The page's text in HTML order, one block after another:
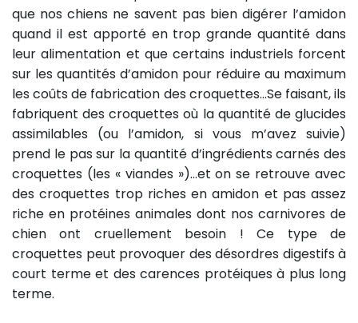
que nos chiens ne savent pas bien digérer l’amidon
quand il est apporté en trop grande quantité dans
leur alimentation et que certains industriels forcent
sur les quantités d’amidon pour réduire au maximum
les coûts de fabrication des croquettes…Se faisant, ils
fabriquent des croquettes où la quantité de glucides
assimilables (ou l’amidon, si vous m’avez suivie)
prend le pas sur la quantité d’ingrédients carnés des
croquettes (les « viandes »)…et on se retrouve avec
des croquettes trop riches en amidon et pas assez
riche en protéines animales dont nos carnivores de
chien ont cruellement besoin ! Ce type de
croquettes peut provoquer des désordres digestifs à
court terme et des carences protéiques à plus long
terme.